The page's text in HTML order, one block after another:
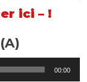
ici – !
00:00